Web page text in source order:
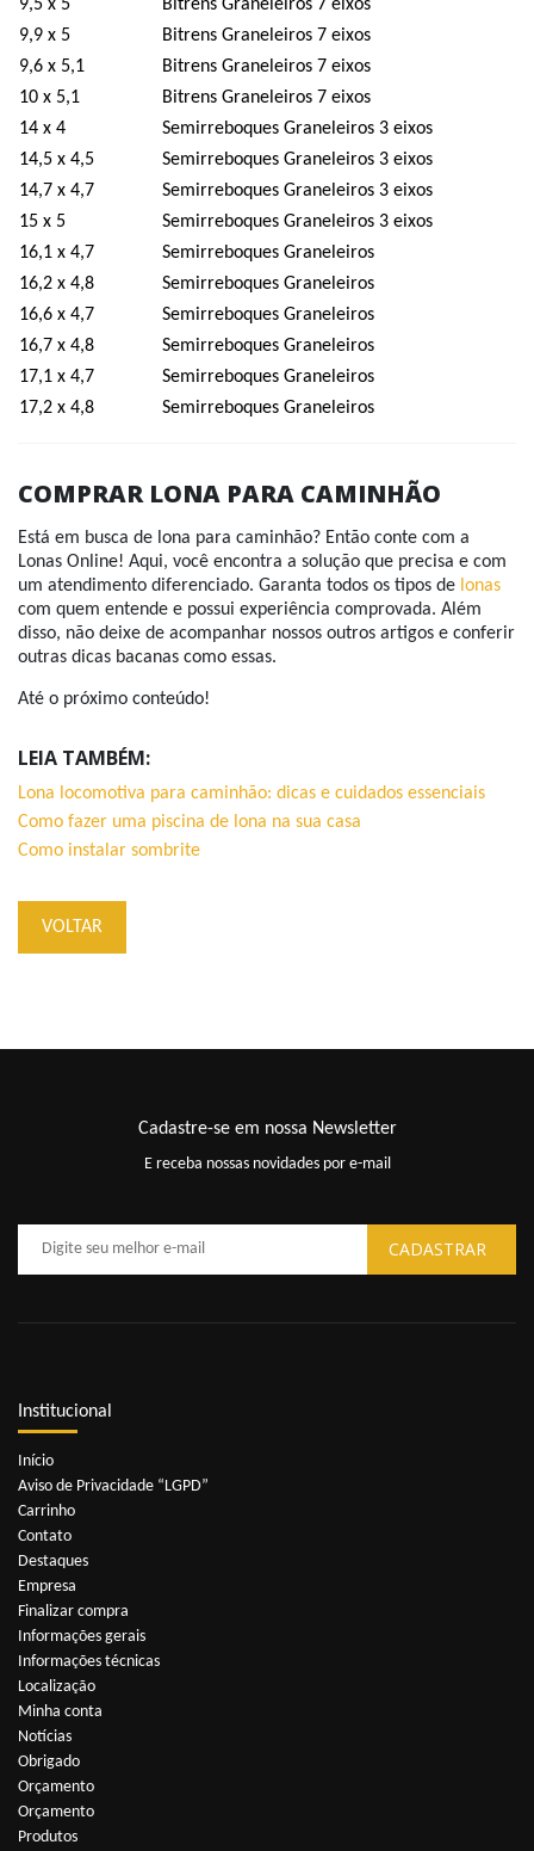
9,5 x 5
Bitrens Graneleiros 7 eixos
9,9 x 5
Bitrens Graneleiros 7 eixos
9,6 x 5,1
Bitrens Graneleiros 7 eixos
10 x 5,1
Bitrens Graneleiros 7 eixos
14 x 4
Semirreboques Graneleiros 3 eixos
14,5 x 4,5
Semirreboques Graneleiros 3 eixos
14,7 x 4,7
Semirreboques Graneleiros 3 eixos
15 x 5
Semirreboques Graneleiros 3 eixos
16,1 x 4,7
Semirreboques Graneleiros
16,2 x 4,8
Semirreboques Graneleiros
16,6 x 4,7
Semirreboques Graneleiros
16,7 x 4,8
Semirreboques Graneleiros
17,1 x 4,7
Semirreboques Graneleiros
17,2 x 4,8
Semirreboques Graneleiros
COMPRAR LONA PARA CAMINHÃO
Está em busca de lona para caminhão? Então conte com a
Lonas Online! Aqui, você encontra a solução que precisa e com
um atendimento diferenciado. Garanta todos os tipos de lonas
com quem entende e possui experiência comprovada. Além
disso, não deixe de acompanhar nossos outros artigos e conferir
outras dicas bacanas como essas.
Até o próximo conteúdo!
LEIA TAMBÉM:
Lona locomotiva para caminhão: dicas e cuidados essenciais
Como fazer uma piscina de lona na sua casa
Como instalar sombrite
VOLTAR
Cadastre-se em nossa Newsletter
E receba nossas novidades por e-mail
Institucional
Início
Aviso de Privacidade “LGPD”
Carrinho
Contato
Destaques
Empresa
Finalizar compra
Informações gerais
Informações técnicas
Localização
Minha conta
Notícias
Obrigado
Orçamento
Orçamento
Produtos